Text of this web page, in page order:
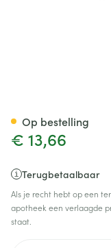
€ 13,66
Terugbetaalbaar
Als je recht hebt op een
apotheek een verlaagde
staat.
Op bestelling